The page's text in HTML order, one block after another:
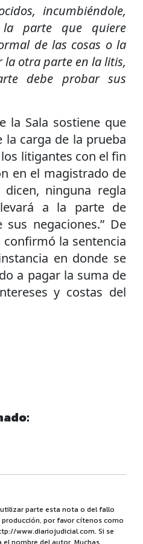
incumbiéndole,
la parte que quiere
de las cosas o la
otra parte en la litis,
debe probar sus
la Sala sostiene que
la carga de la prueba
litigantes con el fin
en el magistrado de
ninguna regla
a la parte de
negaciones.” De
la sentencia
en donde se
a pagar la suma de
y costas del
parte esta nota o del fallo
por favor cítenos como
www.diariojudicial.com. Si se